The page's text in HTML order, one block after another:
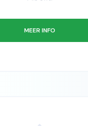
MEER INFO